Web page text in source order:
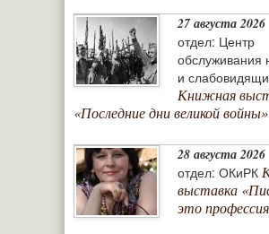
27 августа 2026
отдел: Центр
обслуживания
и
Книжная
«Последние дни великой войны»
28 августа 2026
отдел: ОКиРК
выставка
это